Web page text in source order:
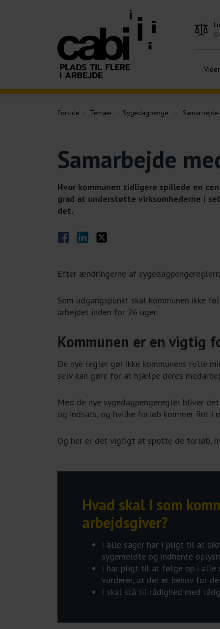
Forside Temaer Sygedagpenge
Samarbejde
Hvor kommunen tidligere spillede en
grad at understøtte virksomhederne i
det.
Del på Facebook
Del på LinkedIn
Del på Twitter
Efter ændringerne af
Som udgangspunkt skal kommunen ikke
arbejdet inden for 26 uger.
Kommunen er en vigtig
De nye regler gør ikke kommunens rolle
selv kan gøre for at hjælpe deres
Med de nye sygedagpengeregler bliver
og indsats, og hvilke forløb kommer fint i
Og her er det vigtigt at spotte de forløb,
Hvad skal I som
arbejdsgiver?
I alle sager har I pligt til at
sygemeldte og indhente
I har pligt til at følge op i alle
vurderer, at der er behov for
I skal stå til rådighed med